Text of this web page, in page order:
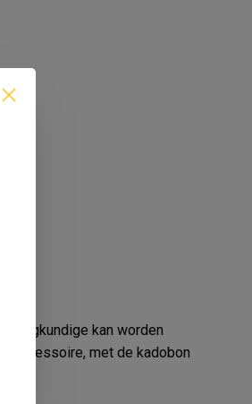
kan worden
accessoire, met de kadobon